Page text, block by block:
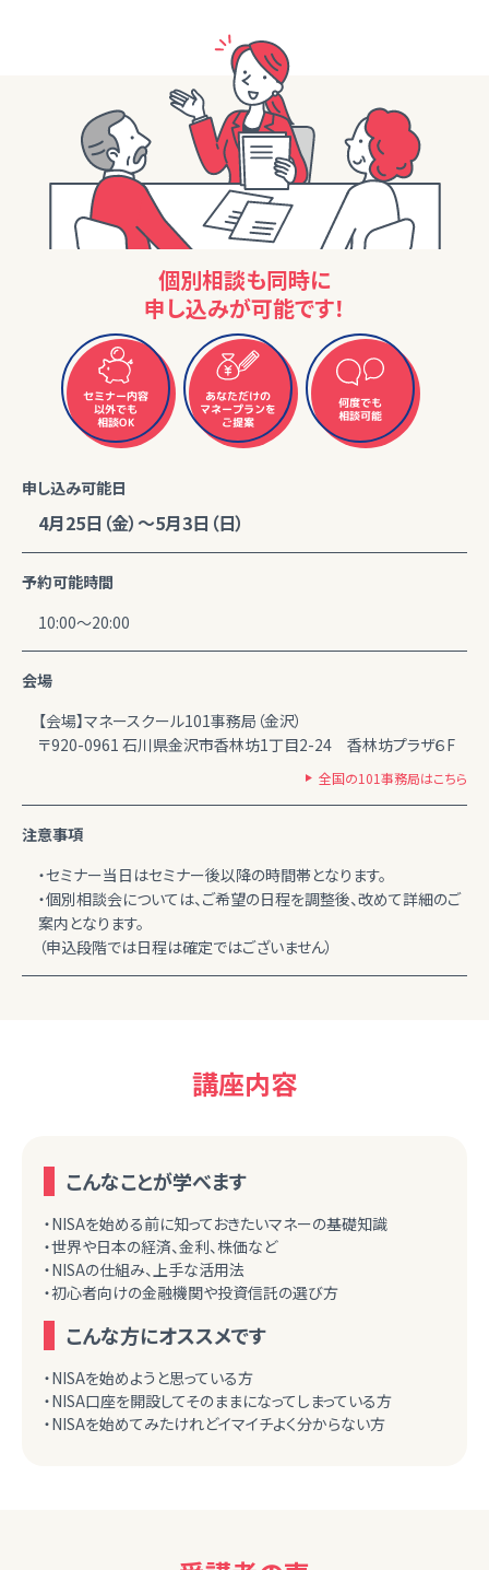
個別相談も同時に
申し込みが可能です！
セミナー内容
以外でも
相談OK
あなただけの
マネープランを
ご提案
何度でも
相談可能
申し込み可能日
4月25日（金）～5月3日（日）
予約可能時間
10:00～20:00
会場
【会場】マネースクール101事務局（金沢）
〒920-0961 石川県金沢市香林坊1丁目2-24 香林坊プラザ６F
全国の101事務局はこちら
注意事項
・セミナー当日はセミナー後以降の時間帯となります。
・個別相談会については、ご希望の日程を調整後、改めて詳細のご
案内となります。
（申込段階では日程は確定ではございません）
講座内容
こんなことが学べます
・NISAを始める前に知っておきたいマネーの基礎知識
・世界や日本の経済、金利、株価など
・NISAの仕組み、上手な活用法
・初心者向けの金融機関や投資信託の選び方
こんな方にオススメです
・NISAを始めようと思っている方
・NISA口座を開設してそのままになってしまっている方
・NISAを始めてみたけれどイマイチよく分からない方